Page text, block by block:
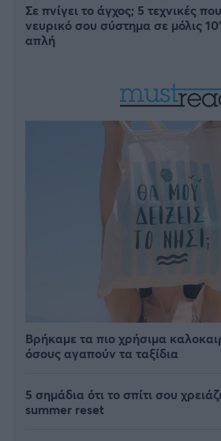
Σε πνίγει το άγχος; 5 τεχνικές
νευρικό σου σύστημα σε μόλις
απλή
Βρήκαμε τα πιο χρήσιμα
όσους αγαπούν τα ταξίδια
5 σημάδια ότι το σπίτι σου
summer reset